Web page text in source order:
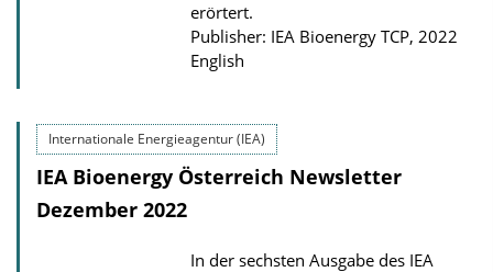
erörtert.
Publisher: IEA Bioenergy TCP, 2022
English
Internationale Energieagentur (IEA)
IEA Bioenergy Österreich Newsletter
Dezember 2022
In der sechsten Ausgabe des IEA